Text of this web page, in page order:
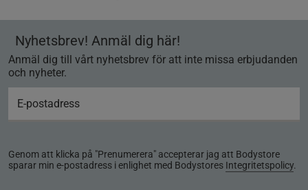
Nyhetsbrev! Anmäl dig här!
Anmäl dig till vårt nyhetsbrev för att inte missa erbjudanden
och nyheter.
Genom att klicka på "Prenumerera" accepterar jag att Bodystore
sparar min e-postadress i enlighet med Bodystores Integritetspolicy.